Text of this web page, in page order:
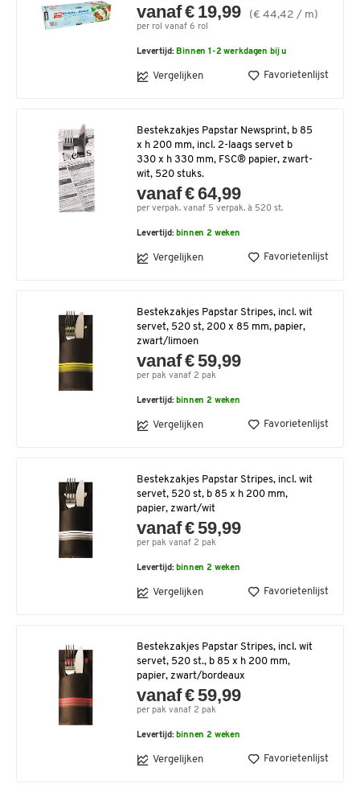
vanaf € 19,99 (€ 44,42 / m)
per rol vanaf 6 rol
Levertijd: Binnen 1-2 werkdagen bij u
Vergelijken Favorietenlijst
Bestekzakjes Papstar Newsprint, b 85
x h 200 mm, incl. 2-laags servet b
330 x h 330 mm, FSC® papier, zwart-
wit, 520 stuks.
vanaf € 64,99
per verpak. vanaf 5 verpak. à 520 st.
Levertijd: binnen 2 weken
Vergelijken Favorietenlijst
Bestekzakjes Papstar Stripes, incl. wit
servet, 520 st, 200 x 85 mm, papier,
zwart/limoen
vanaf € 59,99
per pak vanaf 2 pak
Levertijd: binnen 2 weken
Vergelijken Favorietenlijst
Bestekzakjes Papstar Stripes, incl. wit
servet, 520 st, b 85 x h 200 mm,
papier, zwart/wit
vanaf € 59,99
per pak vanaf 2 pak
Levertijd: binnen 2 weken
Vergelijken Favorietenlijst
Bestekzakjes Papstar Stripes, incl. wit
servet, 520 st., b 85 x h 200 mm,
papier, zwart/bordeaux
vanaf € 59,99
per pak vanaf 2 pak
Levertijd: binnen 2 weken
Vergelijken Favorietenlijst